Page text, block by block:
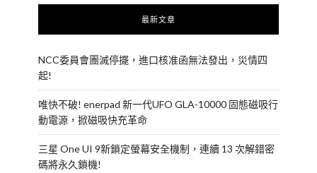
最新文章
NCC委員會團滅停擺，進口核准函無法發出，災情四
起!
唯快不破! enerpad 新一代UFO GLA-10000 固態磁吸行
動電源，掀磁吸快充革命
三星 One UI 9新鎖定螢幕安全機制，連續 13 次解錯密
碼將永久鎖機!